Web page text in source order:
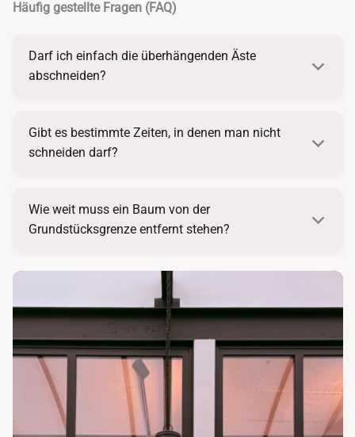
Häufig gestellte Fragen (FAQ)
Darf ich einfach die überhängenden Äste
abschneiden?
Gibt es bestimmte Zeiten, in denen man nicht
schneiden darf?
Wie weit muss ein Baum von der
Grundstücksgrenze entfernt stehen?